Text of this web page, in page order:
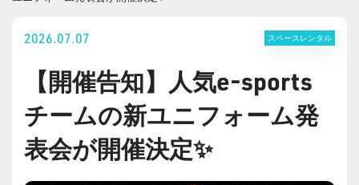
2026.07.07 スペースレンタル
【開催告知】人気e-sports
チームの新ユニフォーム発
表会が開催決定✨